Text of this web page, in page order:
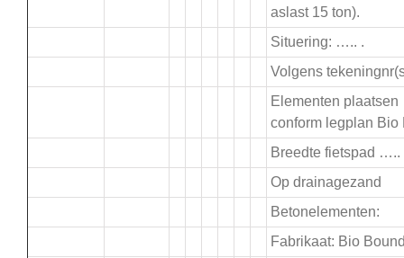
aslast 15 ton).
Situering: ….. .
Volgens
Elementen plaatsen
conform legplan Bio
Breedte fietspad …..
Op drainagezand
Betonelementen:
Fabrikaat: Bio